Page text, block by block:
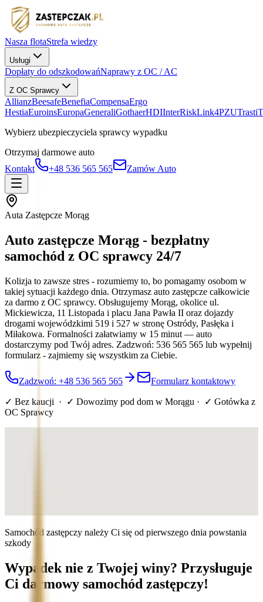
Nasza flotaStrefa wiedzy
Usługi
Dopłaty do odszkodowańNaprawy z OC / AC
Z OC Sprawcy
AllianzBeesafeBenefiaCompensaErgo
HestiaEuroinsEuropaGeneraliGothaerHDIInterRiskLink4PZUTrasti
Wybierz ubezpieczyciela sprawcy wypadku
Otrzymaj darmowe auto
Kontakt
+48 536 565 565 Zamów Auto
Auta Zastępcze Morąg
Auto zastępcze Morąg - bezpłatny
samochód z OC sprawcy 24/7
Kolizja to zawsze stres - rozumiemy to, bo pomagamy osobom w
takiej sytuacji każdego dnia. Otrzymasz auto zastępcze całkowicie
za darmo z OC sprawcy. Obsługujemy Morąg, okolice ul.
Mickiewicza, 11 Listopada i placu Jana Pawła II oraz dojazdy
drogami wojewódzkimi 519 i 527 w stronę Ostródy, Pasłęka i
Miłakowa. Formalności załatwiamy w 15 minut — auto
dostarczymy pod Twój adres. Zadzwoń: 536 565 565 lub wypełnij
formularz - zajmiemy się wszystkim za Ciebie.
Zadzwoń: +48 536 565 565 Formularz kontaktowy
✓ Bez kaucji · ✓ Dowozimy pod dom w Morągu · ✓ Gotówka z
OC Sprawcy
Samochód zastępczy należy Ci się od pierwszego dnia powstania
szkody
Wypadek nie z Twojej winy? Przysługuje
Ci darmowy samochód zastępczy!